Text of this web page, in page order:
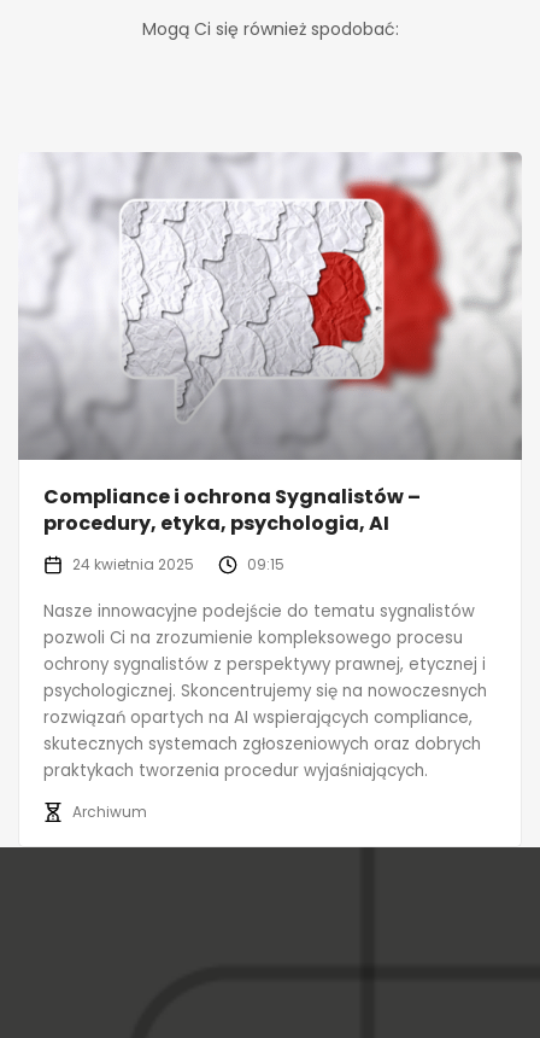
Mogą Ci się również spodobać:
Compliance i ochrona Sygnalistów –
procedury, etyka, psychologia, AI
24 kwietnia 2025 09:15
Nasze innowacyjne podejście do tematu sygnalistów
pozwoli Ci na zrozumienie kompleksowego procesu
ochrony sygnalistów z perspektywy prawnej, etycznej i
psychologicznej. Skoncentrujemy się na nowoczesnych
rozwiązań opartych na AI wspierających compliance,
skutecznych systemach zgłoszeniowych oraz dobrych
praktykach tworzenia procedur wyjaśniających.
Archiwum